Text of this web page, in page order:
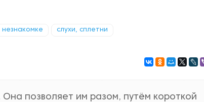
незнакомке слухи, сплетни
позволяет им разом, путём короткой